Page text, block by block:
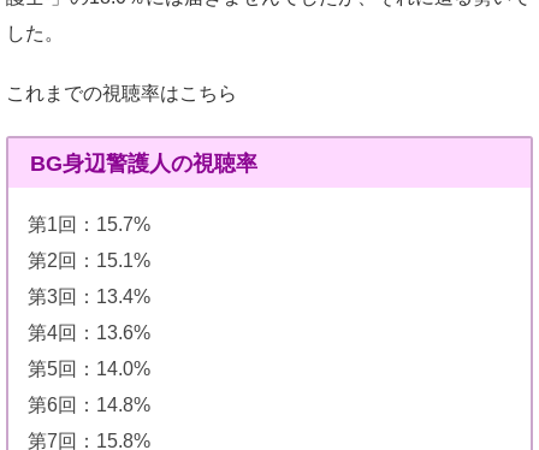
した。
これまでの視聴率はこちら
BG身辺警護人の視聴率
第1回：15.7%
第2回：15.1%
第3回：13.4%
第4回：13.6%
第5回：14.0%
第6回：14.8%
第7回：15.8%